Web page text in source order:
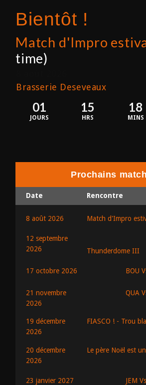
Bientôt !
Match d'Impro
time)
Brasserie Deseveaux
01
JOURS
15
HRS
18
MINS
Prochains
Date Rencontre
8 août 2026 Match d'Impro
12 septembre
2026
Thunderdome III
17 octobre 2026 BOU
21 novembre
2026
QUA
19 décembre
2026
FIASCO ! - Trou
20 décembre
2026
Le père Noël est
23 janvier 2027 JEM